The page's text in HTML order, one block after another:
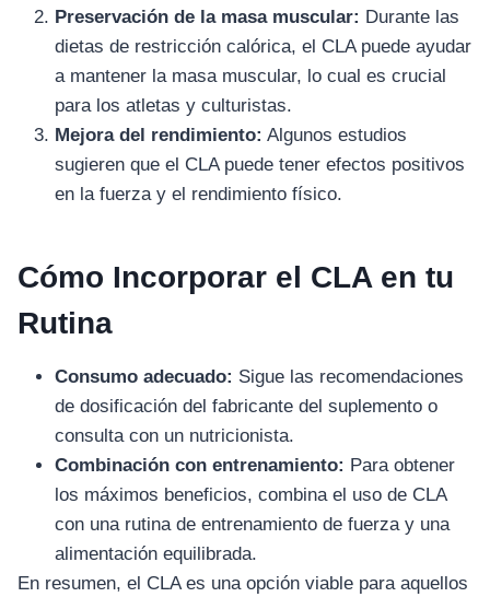
โทรศัพท์มือถือ
โทรศัพท์มือถือ
โทรศัพท์มือถือ
อุปกรณ์เสริม
Preservación de la masa muscular: Durante las
dietas de restricción calórica, el CLA puede ayudar
a mantener la masa muscular, lo cual es crucial
para los atletas y culturistas.
Mejora del rendimiento: Algunos estudios
sugieren que el CLA puede tener efectos positivos
en la fuerza y el rendimiento físico.
Cómo Incorporar el CLA en tu
Rutina
Consumo adecuado: Sigue las recomendaciones
de dosificación del fabricante del suplemento o
consulta con un nutricionista.
Combinación con entrenamiento: Para obtener
los máximos beneficios, combina el uso de CLA
con una rutina de entrenamiento de fuerza y una
alimentación equilibrada.
En resumen, el CLA es una opción viable para aquellos